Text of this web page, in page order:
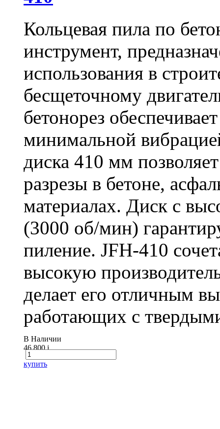
Кольцевая пила по
инструмент,
использования в
бесщеточному
бетонорез
минимальной
диска 410 мм
разрезы в бетоне,
материалах. Диск с
(3000 об/мин)
пиление. JFH-410
высокую
делает его отличным
работающих с
В Наличии
46 800i
купить